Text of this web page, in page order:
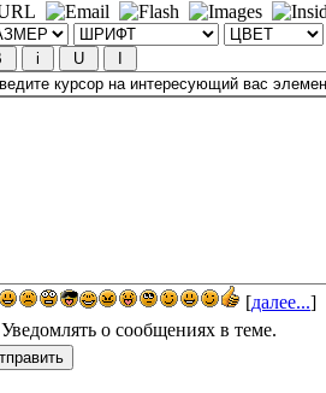
[далее...]
Уведомлять о сообщениях в теме.